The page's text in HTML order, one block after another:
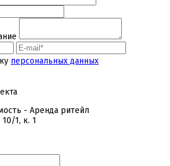
персональных данных
- Аренда ритейл
1, к. 1